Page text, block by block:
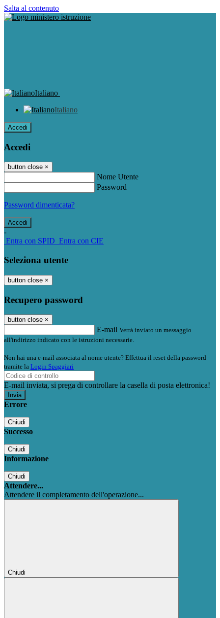
Salta al contenuto
Italiano
Italiano
Accedi
Accedi
button close ×
Nome Utente
Password
Password dimenticata?
-
Entra con SPID Entra con CIE
Seleziona utente
button close ×
Recupero password
button close ×
E-mail Verrà inviato un messaggio
all'indirizzo indicato con le istruzioni necessarie.
Non hai una e-mail associata al nome utente? Effettua il reset della password
tramite la Login Spaggiari
E-mail inviata, si prega di controllare la casella di posta elettronica!
Errore
Chiudi
Successo
Chiudi
Informazione
Chiudi
Attendere...
Attendere il completamento dell'operazione...
Chiudi